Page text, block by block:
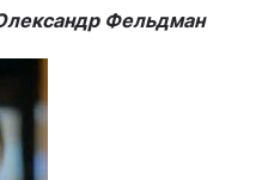
Фельдман